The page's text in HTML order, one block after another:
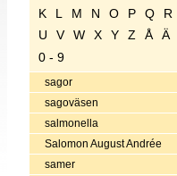
K
L M N O P Q R
U
V W X Y Z Å Ä
0 - 9
sagor
sagoväsen
salmonella
Salomon August Andrée
samer